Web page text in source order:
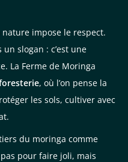
nature impose le respect.
slogan : c’est une
La Ferme de Moringa
, où l’on pense la
les sols, cultiver avec
du moringa comme
pour faire joli, mais